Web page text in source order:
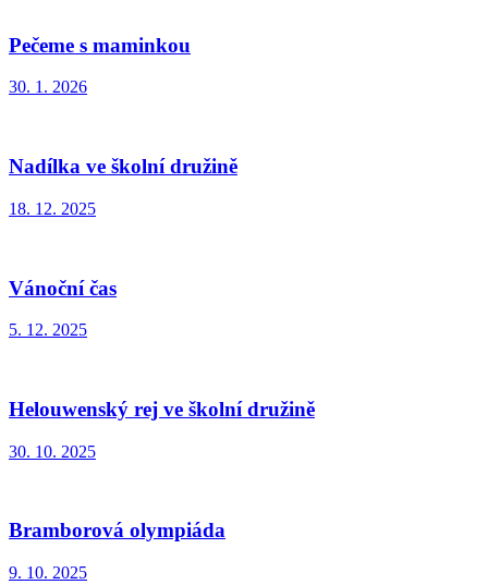
Pečeme s maminkou
30. 1. 2026
Nadílka ve školní družině
18. 12. 2025
Vánoční čas
5. 12. 2025
Helouwenský rej ve školní družině
30. 10. 2025
Bramborová olympiáda
9. 10. 2025